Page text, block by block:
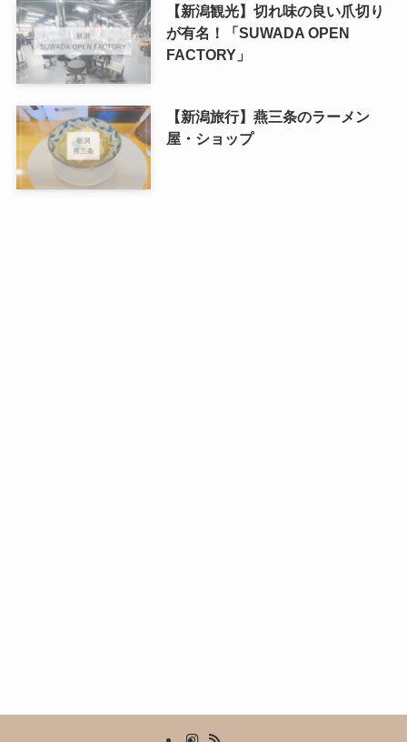
【新潟観光】切れ味の良い爪切り
が有名！「SUWADA OPEN
FACTORY」
【新潟旅行】燕三条のラーメン
屋・ショップ